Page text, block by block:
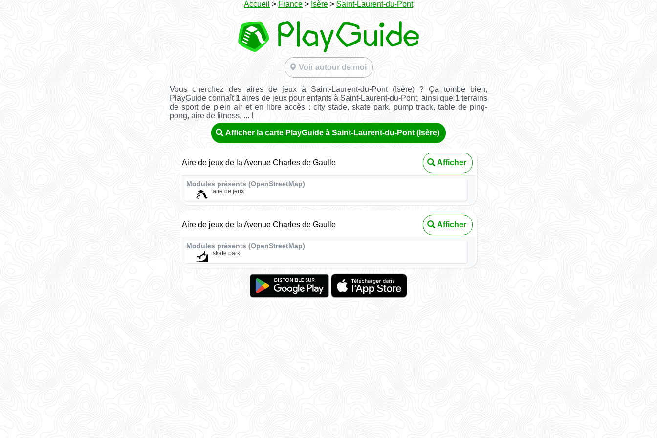
Accueil > France > Isère > Saint-Laurent-du-Pont
Voir autour de moi
Vous cherchez des aires de jeux à Saint-Laurent-du-Pont (Isère) ? Ça tombe bien,
PlayGuide connaît 1 aires de jeux pour enfants à Saint-Laurent-du-Pont, ainsi que 1terrains
de sport de plein air et en libre accès : city stade, skate park, pump track, table de ping-
pong, aire de fitness, ... !
Afficher la carte PlayGuide à Saint-Laurent-du-Pont (Isère)
Aire de jeux de la Avenue Charles de Gaulle Afficher
Modules présents (OpenStreetMap)
aire de jeux
Aire de jeux de la Avenue Charles de Gaulle Afficher
Modules présents (OpenStreetMap)
skate park